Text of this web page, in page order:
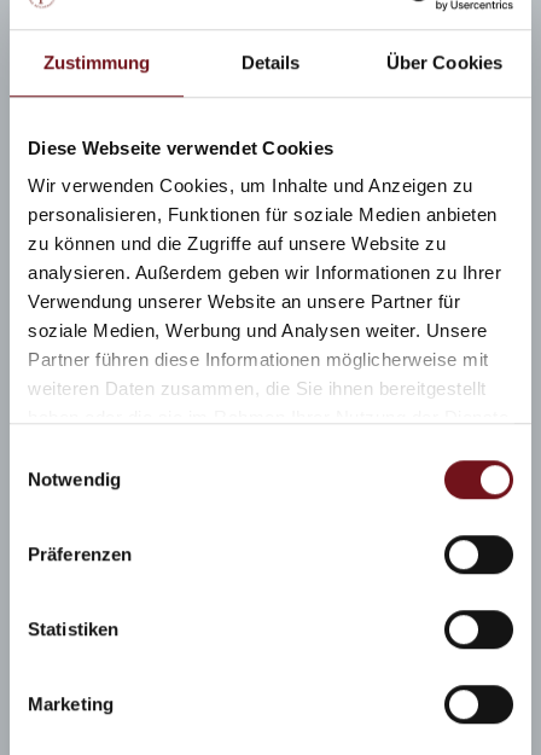
Zustimmung Details Über Cookies
Diese Webseite verwendet Cookies
Wir verwenden Cookies, um Inhalte und Anzeigen zu
personalisieren, Funktionen für soziale Medien anbieten
zu können und die Zugriffe auf unsere Website zu
analysieren. Außerdem geben wir Informationen zu Ihrer
Verwendung unserer Website an unsere Partner für
soziale Medien, Werbung und Analysen weiter. Unsere
Partner führen diese Informationen möglicherweise mit
weiteren Daten zusammen, die Sie ihnen bereitgestellt
Notwendig
Präferenzen
Statistiken
Marketing
Familienbad
Eingang Paepkestraße
F: +49 (0)8651 7622 209
E: info@rupertustherme.de
Wellnesstag Bayern
Therme Bayern
Partnerbetriebe
Presse
Impressum
Newsletter